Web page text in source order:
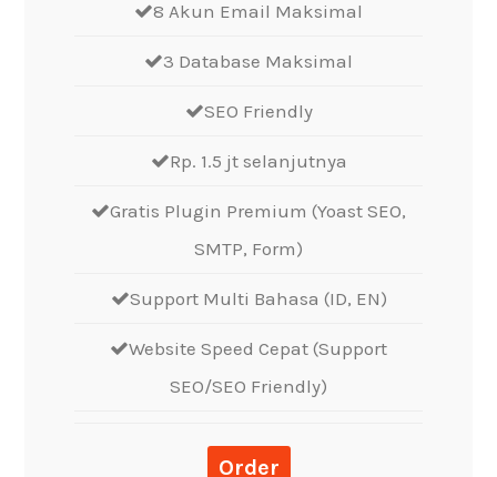
8 Akun Email Maksimal
3 Database Maksimal
SEO Friendly
Rp. 1.5 jt selanjutnya
Gratis Plugin Premium (Yoast SEO,
SMTP, Form)
Support Multi Bahasa (ID, EN)
Website Speed Cepat (Support
SEO/SEO Friendly)
Order